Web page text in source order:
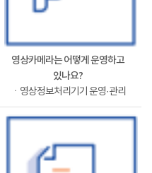
영상카메라는 어떻게 운영하고
있나요?
ㆍ영상정보처리기기 운영·관리